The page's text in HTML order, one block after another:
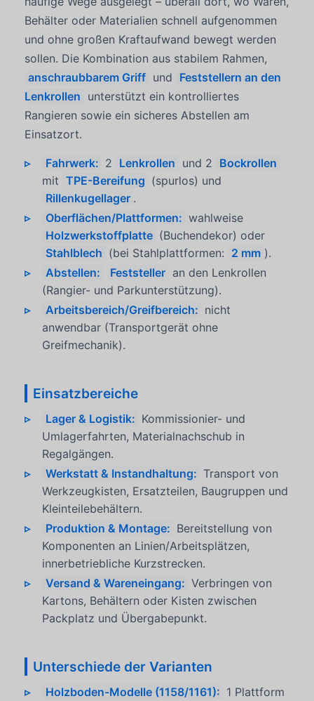
Behälter oder Materialien schnell aufgenommen
und ohne großen Kraftaufwand bewegt werden
sollen. Die Kombination aus stabilem Rahmen,
anschraubbarem Griff und Feststellern an den
Lenkrollen unterstützt ein kontrolliertes
Rangieren sowie ein sicheres Abstellen am
Einsatzort.
Fahrwerk: 2 Lenkrollen und 2 Bockrollen
mit TPE-Bereifung (spurlos) und
Rillenkugellager .
Oberflächen/Plattformen: wahlweise
Holzwerkstoffplatte (Buchendekor) oder
Stahlblech (bei Stahlplattformen: 2 mm ).
Abstellen:
Feststeller an den Lenkrollen
(Rangier- und Parkunterstützung).
Arbeitsbereich/Greifbereich: nicht
anwendbar (Transportgerät ohne
Greifmechanik).
Einsatzbereiche
Lager & Logistik: Kommissionier- und
Umlagerfahrten, Materialnachschub in
Regalgängen.
Werkstatt & Instandhaltung: Transport von
Werkzeugkisten, Ersatzteilen, Baugruppen und
Kleinteilebehältern.
Produktion & Montage: Bereitstellung von
Komponenten an Linien/Arbeitsplätzen,
innerbetriebliche Kurzstrecken.
Versand & Wareneingang: Verbringen von
Kartons, Behältern oder Kisten zwischen
Packplatz und Übergabepunkt.
Unterschiede der Varianten
Holzboden-Modelle (1158/1161): 1 Plattform